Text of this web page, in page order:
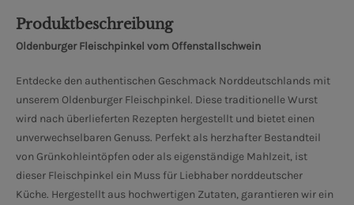
Produktbeschreibung
Oldenburger Fleischpinkel vom Offenstallschwein
Entdecke den authentischen Geschmack Norddeutschlands mit
unserem Oldenburger Fleischpinkel. Diese traditionelle Wurst
wird nach überlieferten Rezepten hergestellt und bietet einen
unverwechselbaren Genuss. Perfekt als herzhafter Bestandteil
von Grünkohleintöpfen oder als eigenständige Mahlzeit, ist
dieser Fleischpinkel ein Muss für Liebhaber norddeutscher
Küche. Hergestellt aus hochwertigen Zutaten, garantieren wir ein